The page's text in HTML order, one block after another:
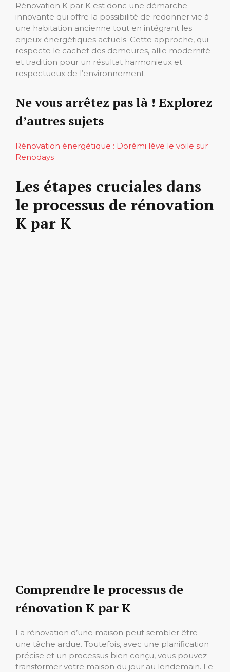
Rénovation K par K est donc une démarche
innovante qui offre la possibilité de redonner vie à
une habitation ancienne tout en intégrant les
enjeux énergétiques actuels. Cette approche, qui
respecte le cachet des demeures, allie modernité
et tradition pour un résultat harmonieux et
respectueux de l’environnement.
Ne vous arrêtez pas là ! Explorez
d’autres sujets
Rénovation énergétique : Dorémi lève le voile sur
Renodays
Les étapes cruciales dans
le processus de rénovation
K par K
Comprendre le processus de
rénovation K par K
La rénovation d’une maison peut sembler être
une tâche ardue. Toutefois, avec une planification
précise et un processus bien conçu, vous pouvez
transformer votre maison du jour au lendemain. Le